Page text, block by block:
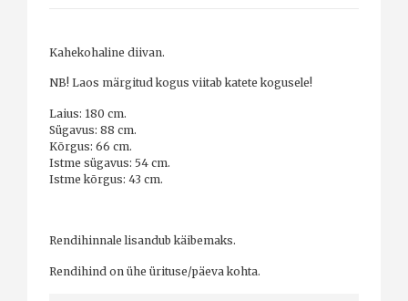
Kahekohaline diivan.
NB! Laos märgitud kogus viitab katete kogusele!
Laius: 180 cm.
Sügavus: 88 cm.
Kõrgus: 66 cm.
Istme sügavus: 54 cm.
Istme kõrgus: 43 cm.
Rendihinnale lisandub käibemaks.
Rendihind on ühe ürituse/päeva kohta.